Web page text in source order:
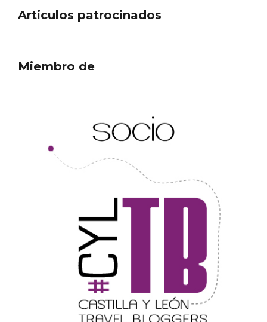
III Ruta de la Morcilla de Burgos IGP, en
Aranda de Duero